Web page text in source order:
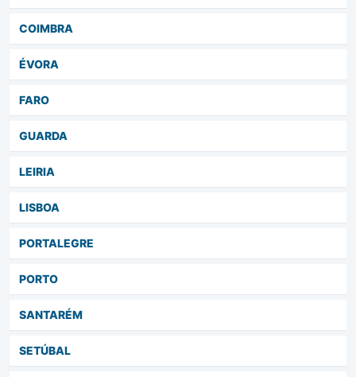
COIMBRA
ÉVORA
FARO
GUARDA
LEIRIA
LISBOA
PORTALEGRE
PORTO
SANTARÉM
SETÚBAL